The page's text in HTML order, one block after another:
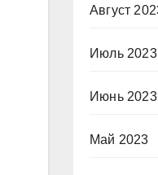
Август
Июль 2023
Июнь 2023
Май 2023